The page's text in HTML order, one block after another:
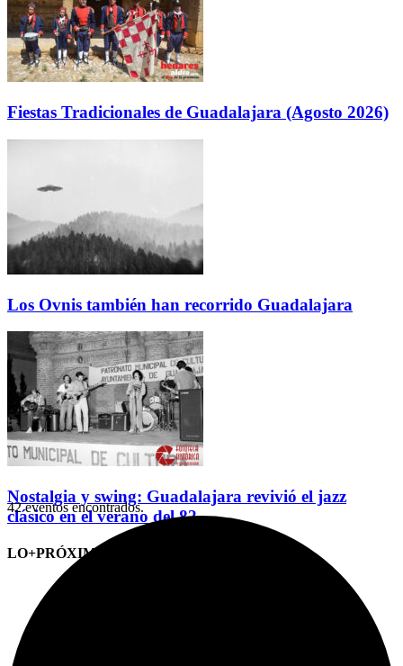
Fiestas Tradicionales de Guadalajara (Agosto 2026)
Los Ovnis también han recorrido Guadalajara
Nostalgia y swing: Guadalajara revivió el jazz
clásico en el verano del 82
LO+PRÓXIMO (CITAS)
42 eventos encontrados.